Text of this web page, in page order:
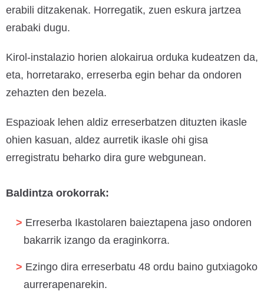
erabili ditzakenak. Horregatik, zuen eskura jartzea
erabaki dugu.
Kirol-instalazio horien alokairua orduka kudeatzen da,
eta, horretarako, erreserba egin behar da ondoren
zehazten den bezela.
Espazioak lehen aldiz erreserbatzen dituzten ikasle
ohien kasuan, aldez aurretik ikasle ohi gisa
erregistratu beharko dira gure webgunean.
Baldintza orokorrak:
Erreserba Ikastolaren baieztapena jaso ondoren
bakarrik izango da eraginkorra.
Ezingo dira erreserbatu 48 ordu baino gutxiagoko
aurrerapenarekin.